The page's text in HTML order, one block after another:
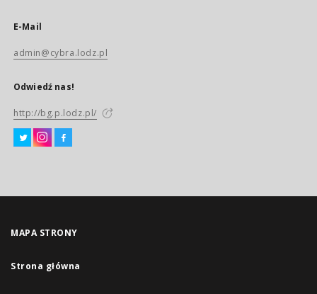
E-Mail
admin@cybra.lodz.pl
Odwiedź nas!
http://bg.p.lodz.pl/
MAPA STRONY
Strona główna